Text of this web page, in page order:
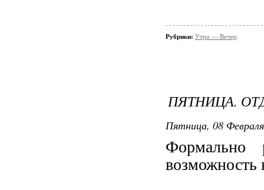
Рубрики: Утро — Вечер
ПЯТНИЦА.
Пятница, 08
Формально
возможность